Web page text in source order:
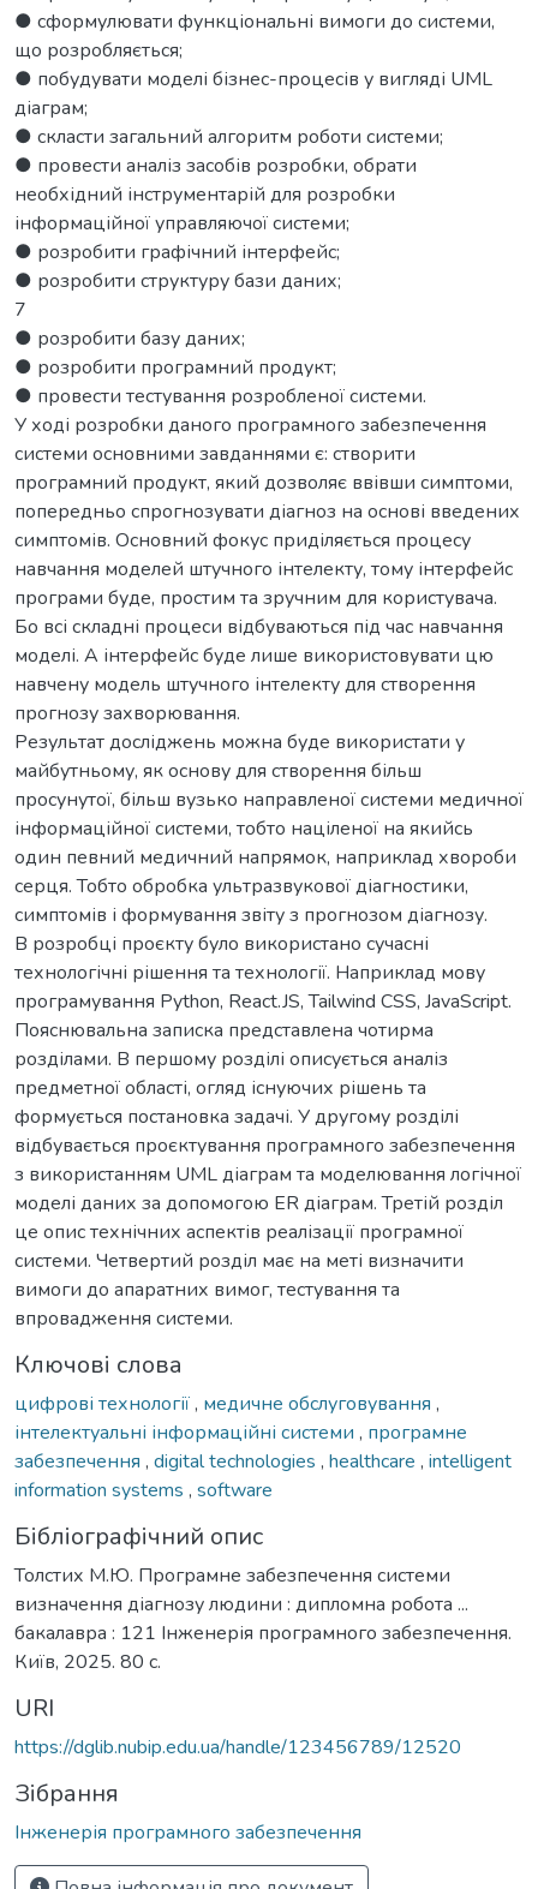
● сформулювати функціональні вимоги до системи,
що розробляється;
● побудувати моделі бізнес-процесів у вигляді UML
діаграм;
● скласти загальний алгоритм роботи системи;
● провести аналіз засобів розробки, обрати
необхідний інструментарій для розробки
інформаційної управляючої системи;
● розробити графічний інтерфейс;
● розробити структуру бази даних;
7
● розробити базу даних;
● розробити програмний продукт;
● провести тестування розробленої системи.
У ході розробки даного програмного забезпечення
системи основними завданнями є: створити
програмний продукт, який дозволяє ввівши симптоми,
попередньо спрогнозувати діагноз на основі введених
симптомів. Основний фокус приділяється процесу
навчання моделей штучного інтелекту, тому інтерфейс
програми буде, простим та зручним для користувача.
Бо всі складні процеси відбуваються під час навчання
моделі. А інтерфейс буде лише використовувати цю
навчену модель штучного інтелекту для створення
прогнозу захворювання.
Результат досліджень можна буде використати у
майбутньому, як основу для створення більш
просунутої, більш вузько направленої системи медичної
інформаційної системи, тобто націленої на якийсь
один певний медичний напрямок, наприклад хвороби
серця. Тобто обробка ультразвукової діагностики,
симптомів і формування звіту з прогнозом діагнозу.
В розробці проєкту було використано сучасні
технологічні рішення та технології. Наприклад мову
програмування Python, React.JS, Tailwind CSS, JavaScript.
Пояснювальна записка представлена чотирма
розділами. В першому розділі описується аналіз
предметної області, огляд існуючих рішень та
формується постановка задачі. У другому розділі
відбувається проєктування програмного забезпечення
з використанням UML діаграм та моделювання логічної
моделі даних за допомогою ER діаграм. Третій розділ
це опис технічних аспектів реалізації програмної
системи. Четвертий розділ має на меті визначити
вимоги до апаратних вимог, тестування та
впровадження системи.
Ключові слова
цифрові технології, медичне обслуговування ,
інтелектуальні інформаційні системи , програмне
забезпечення , digital technologies , healthcare , intelligent
information systems , software
Бібліографічний опис
Толстих М.Ю. Програмне забезпечення системи
визначення діагнозу людини : дипломна робота ...
бакалавра : 121 Інженерія програмного забезпечення.
Київ, 2025. 80 с.
URI
https://dglib.nubip.edu.ua/handle/123456789/12520
Зібрання
Інженерія програмного забезпечення